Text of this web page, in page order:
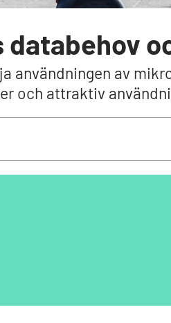
användningen av
och attraktiv